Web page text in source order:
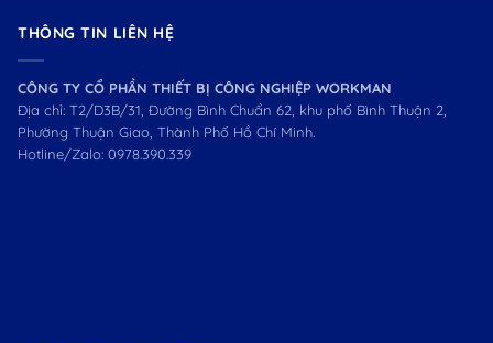
THÔNG TIN LIÊN HỆ
CÔNG TY CỔ PHẦN THIẾT BỊ CÔNG NGHIỆP WORKMAN
Địa chỉ: T2/D3B/31, Đường Bình Chuẩn 62, khu phố Bình Thuận 2,
Phường Thuận Giao, Thành Phố Hồ Chí Minh.
Hotline/Zalo: 0978.390.339